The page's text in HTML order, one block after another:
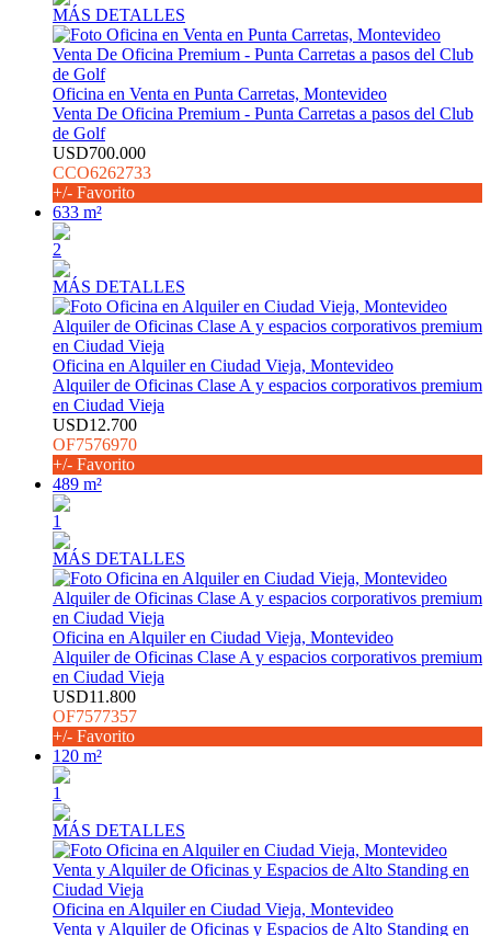
MÁS DETALLES
Oficina en Venta en Punta Carretas, Montevideo
Venta De Oficina Premium - Punta Carretas a pasos del Club
de Golf
USD700.000
CCO6262733
+/- Favorito
633 m²
2
MÁS DETALLES
Oficina en Alquiler en Ciudad Vieja, Montevideo
Alquiler de Oficinas Clase A y espacios corporativos premium
en Ciudad Vieja
USD12.700
OF7576970
+/- Favorito
489 m²
1
MÁS DETALLES
Oficina en Alquiler en Ciudad Vieja, Montevideo
Alquiler de Oficinas Clase A y espacios corporativos premium
en Ciudad Vieja
USD11.800
OF7577357
+/- Favorito
120 m²
1
MÁS DETALLES
Oficina en Alquiler en Ciudad Vieja, Montevideo
Venta y Alquiler de Oficinas y Espacios de Alto Standing en